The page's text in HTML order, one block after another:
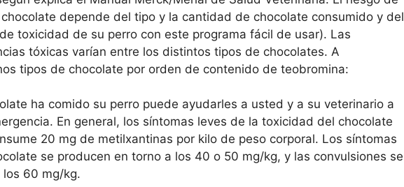
depende del tipo y la cantidad de chocolate consumido y del
toxicidad de su perro con este programa fácil de usar). Las
tóxicas varían entre los distintos tipos de chocolates. A
tipos de chocolate por orden de contenido de teobromina:
ha comido su perro puede ayudarles a usted y a su veterinario a
En general, los síntomas leves de la toxicidad del chocolate
20 mg de metilxantinas por kilo de peso corporal. Los síntomas
se producen en torno a los 40 o 50 mg/kg, y las convulsiones se
los 60 mg/kg.